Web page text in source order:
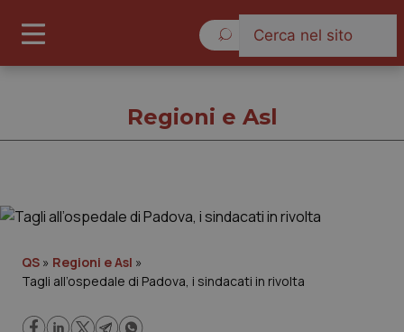
Cronache
Regioni e Asl
QS » Regioni e Asl »
Tagli all’ospedale di Padova, i sindacati in rivolta